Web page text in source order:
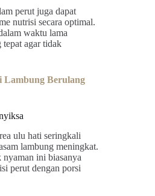
perut juga dapat
nutrisi secara optimal.
waktu lama
tepat agar tidak
Lambung Berulang
ulu hati seringkali
lambung meningkat.
ini biasanya
perut dengan porsi